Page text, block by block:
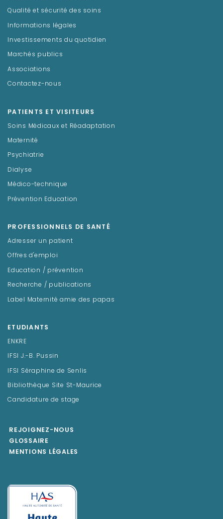
Qualité et sécurité des soins
Informations légales
Investissements du quotidien
Marchés publics
Associations
Contactez-nous
PATIENTS ET VISITEURS
Soins Médicaux et Réadaptation
Maternité
Psychiatrie
Dialyse
Médico-technique
Prévention Education
PROFESSIONNELS DE SANTÉ
Adresser un patient
Offres d'emploi
Education / prévention
Recherche / publications
Label Maternité amie des papas
ETUDIANTS
ENKRE
IFSI J.-B. Pussin
IFSI Séraphine de Senlis
Bibliothèque Site St-Maurice
Candidature de stage
REJOIGNEZ-NOUS
GLOSSAIRE
MENTIONS LÉGALES